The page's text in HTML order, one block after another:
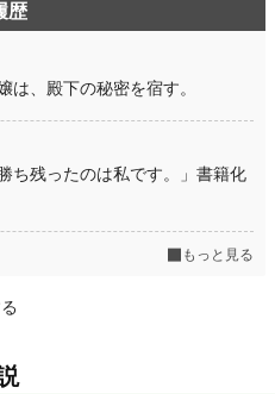
歴
は、殿下の秘密を宿す。
残ったのは私です。」書籍化
もっと見る